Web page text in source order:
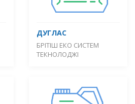
ДУГЛАС
БРІТІШ ЕКО СИСТЕМ
ТЕКНОЛОДЖІ